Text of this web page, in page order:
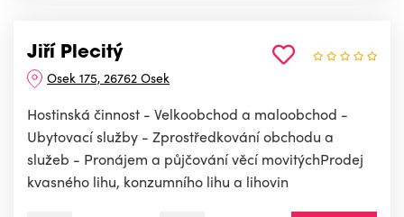
Jiří Plecitý
Osek 175, 26762 Osek
Hostinská činnost - Velkoobchod a maloobchod -
Ubytovací služby - Zprostředkování obchodu a
služeb - Pronájem a půjčování věcí movitýchProdej
kvasného lihu, konzumního lihu a lihovin